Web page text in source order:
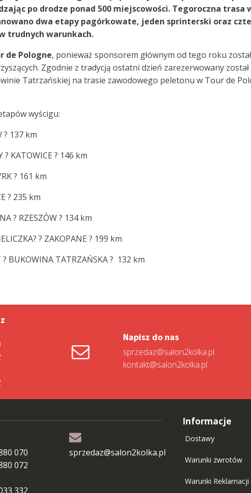
po drodze ponad 500 miejscowości. Tegoroczna trasa
dwa etapy pagórkowate, jeden sprinterski oraz
trudnych warunkach.
de Pologne, ponieważ sponsorem głównym od tego roku
Zgodnie z tradycją ostatni dzień zarezerwowany
Tatrzańskiej na trasie zawodowego peletonu w Tour de
wyścigu:
137 km
? 146 km
? 161 km
? 235 km
RZESZÓW ? 134 km
? ZAKOPANE ? 199 km
TATRZAŃSKA ? 132 km
Napisz do nas
sprzedaz@salon2kolka.pl
kontakt@salon2kolka.pl
070
072
332
sprzedaz@salon2kolka.pl
Informacje
Dostawy
Warunki zwrotów
Warunki Reklamacji